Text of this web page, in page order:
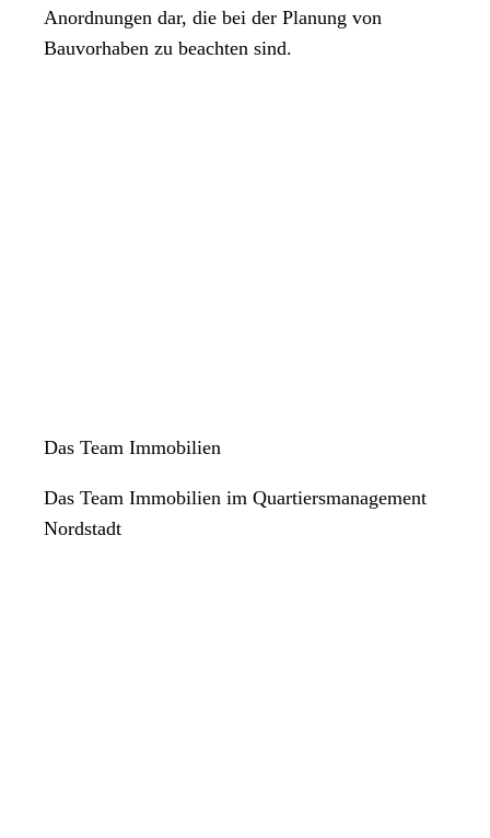
Anordnungen dar, die bei der Planung von
Bauvorhaben zu beachten sind.
Das Team Immobilien
Das Team Immobilien im Quartiersmanagement
Nordstadt